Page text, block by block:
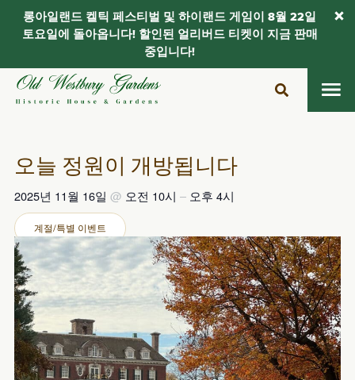
오늘 정원이 개방됩니다
2025년 11월 16일 @ 오전 10시 – 오후 4시
계절/특별 이벤트
롱아일랜드 켈틱 페스티벌 및 하이랜드 게임이 8월 22일
토요일에 돌아옵니다! 할인된 얼리버드 티켓이 지금 판매
중입니다!